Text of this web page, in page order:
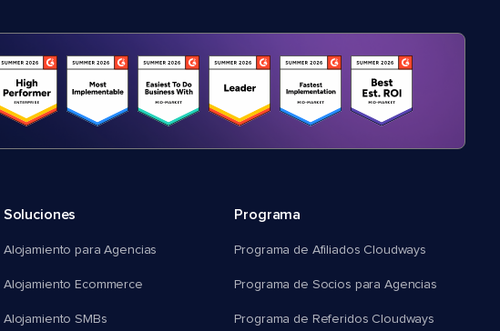
Soluciones
Alojamiento para Agencias
Alojamiento Ecommerce
Alojamiento SMBs
Programa
Programa de Afiliados Cloudways
Programa de Socios para Agencias
Programa de Referidos Cloudways